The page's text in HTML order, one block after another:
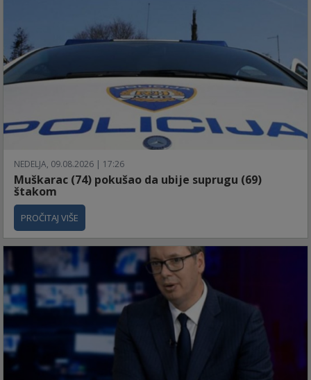
NEDELJA, 09.08.2026 | 17:26
Muškarac (74) pokušao da ubije suprugu (69)
štakom
PROČITAJ VIŠE